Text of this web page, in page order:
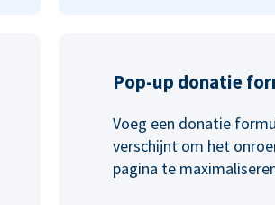
Pop-up donatie
Voeg een donatie
verschijnt om het
pagina te